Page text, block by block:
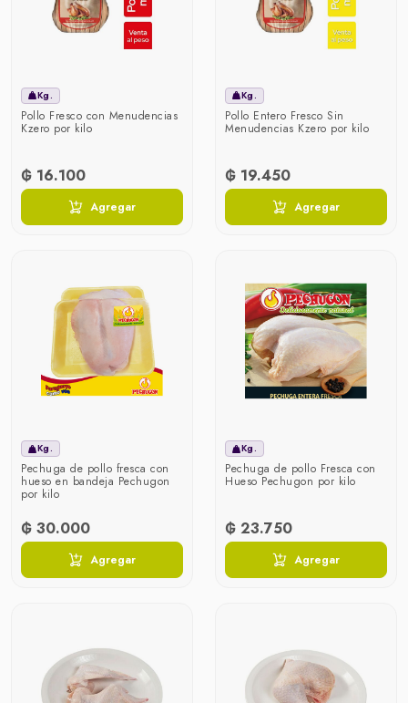
Kg.
Pollo Fresco con Menudencias
Kzero por kilo
₲ 16.100
Agregar
Kg.
Pollo Entero Fresco Sin
Menudencias Kzero por kilo
₲ 19.450
Agregar
Kg.
Pechuga de pollo fresca con
hueso en bandeja Pechugon
por kilo
₲ 30.000
Agregar
Kg.
Pechuga de pollo Fresca con
Hueso Pechugon por kilo
₲ 23.750
Agregar